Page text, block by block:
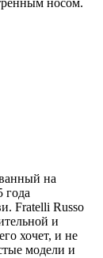
носом.
на
года
Fratelli Russo
и
хочет, и не
модели и